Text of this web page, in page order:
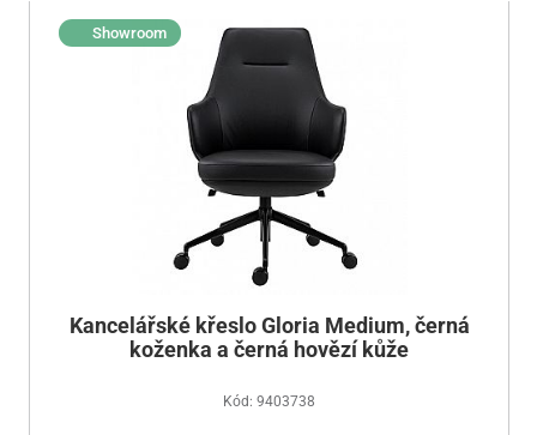
Showroom
Kancelářské křeslo Gloria Medium, černá
koženka a černá hovězí kůže
Kód: 9403738